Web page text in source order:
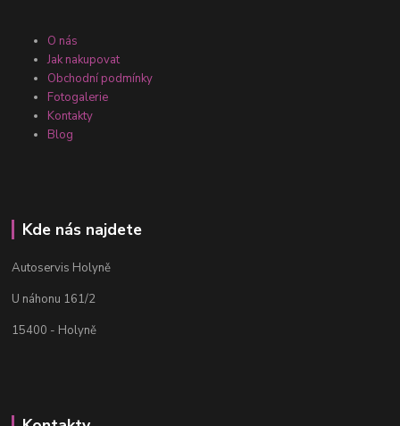
O nás
Jak nakupovat
Obchodní podmínky
Fotogalerie
Kontakty
Blog
Kde nás najdete
Autoservis Holyně
U náhonu 161/2
15400 - Holyně